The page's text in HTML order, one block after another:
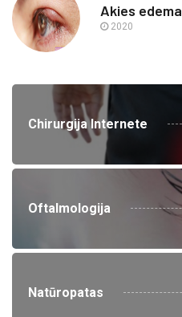
Akies edema
2020
Chirurgija Internete
Oftalmologija
Natūropatas